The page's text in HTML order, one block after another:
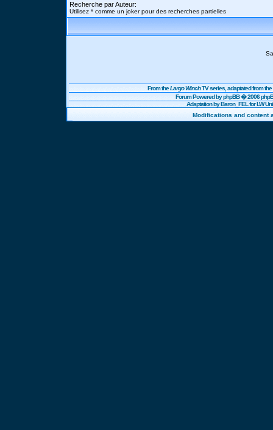
Recherche par Auteur:
Utilisez * comme un joker pour des recherches partielles
From theLargo WinchTV series, adaptated from
Forum Powered byphpBB� 2006
Adaptation by Baron_FEL for LW
Modifications and content